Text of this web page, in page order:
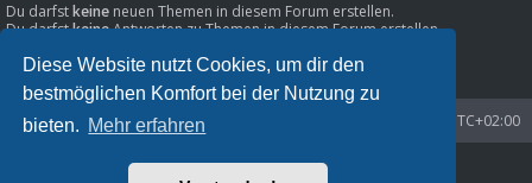
Diese Website nutzt Cookies, um dir den
bestmöglichen Komfort bei der Nutzung zu
bieten. Mehr erfahren
Du darfstkeine neuen Themen in diesem Forum erstellen.
Du darfstkeineAntworten zu Themen in diesem Forum erstellen.
Du darfst deine Beiträge in diesem Forumnichtlöschen.
Du darfst
keine Dateianhänge in diesem Forum erstellen.
Startseite
Foren-Übersicht UTC+02:00
Powered byphpBB® Forum Software © phpBB Limited